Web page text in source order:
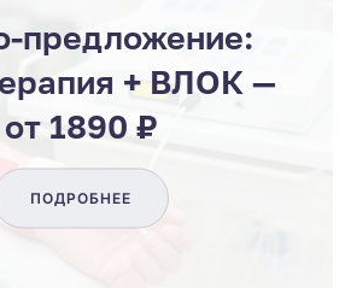
предложение:
+ ВЛОК —
от 1890 ₽
ПОДРОБНЕЕ